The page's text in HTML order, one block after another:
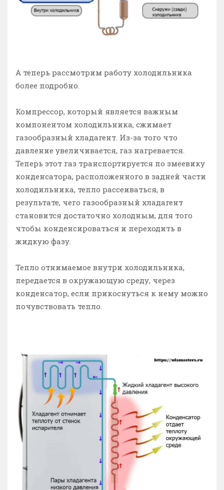
А теперь рассмотрим работу холодильника
более подробно.
Компрессор, который является важным
компонентом холодильника, сжимает
газообразный хладагент. Из-за того что
давление увеличивается, газ нагревается.
Теперь этот газ транспортируется по змеевику
конденсатора, расположенного в задней части
холодильника, тепло рассеиваться, в
результате, чего газообразный хладагент
становится достаточно холодным, для того
чтобы конденсироваться и переходить в
жидкую фазу.
Тепло отнимаемое внутри холодильника,
передается в окружающую среду, через
конденсатор, если прикоснуться к нему можно
почувствовать тепло.